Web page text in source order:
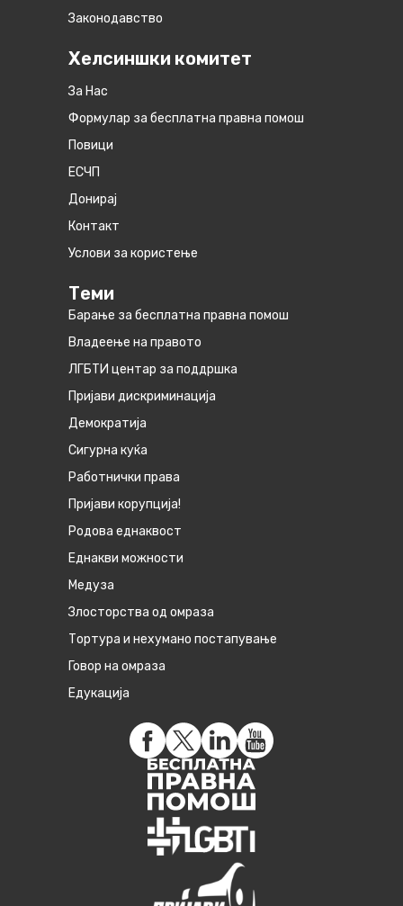
Законодавство
Хелсиншки комитет
За Нас
Формулар за бесплатна правна помош
Повици
ЕСЧП
Донирај
Контакт
Услови за користење
Теми
Барање за бесплатна правна помош
Владеење на правото
ЛГБТИ центар за поддршка
Пријави дискриминација
Демократија
Сигурна куќа
Работнички права
Пријави корупција!
Родова еднаквост
Eднакви можности
Медуза
Злосторства од омраза
Тортура и нехумано постапување
Говор на омраза
Едукација